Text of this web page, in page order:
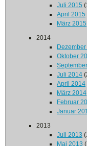
Juli 2015
April 2015
März 2015
2014
Oktober
Juli 2014
April 2014
März 2014
Februar
Januar
2013
Juli 2013
Mai 2013